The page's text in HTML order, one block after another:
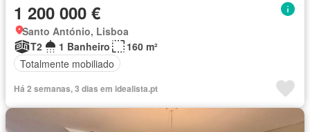
1 200 000 €
Santo António, Lisboa
T2
1 Banheiro
160 m²
Totalmente mobiliado
Há 2 semanas, 3 dias em idealista.pt